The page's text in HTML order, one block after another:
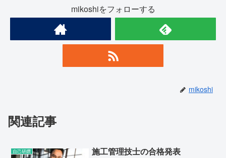
mikoshiをフォローする
mikoshi
関連記事
自己研鑽 施工管理技士の合格発表